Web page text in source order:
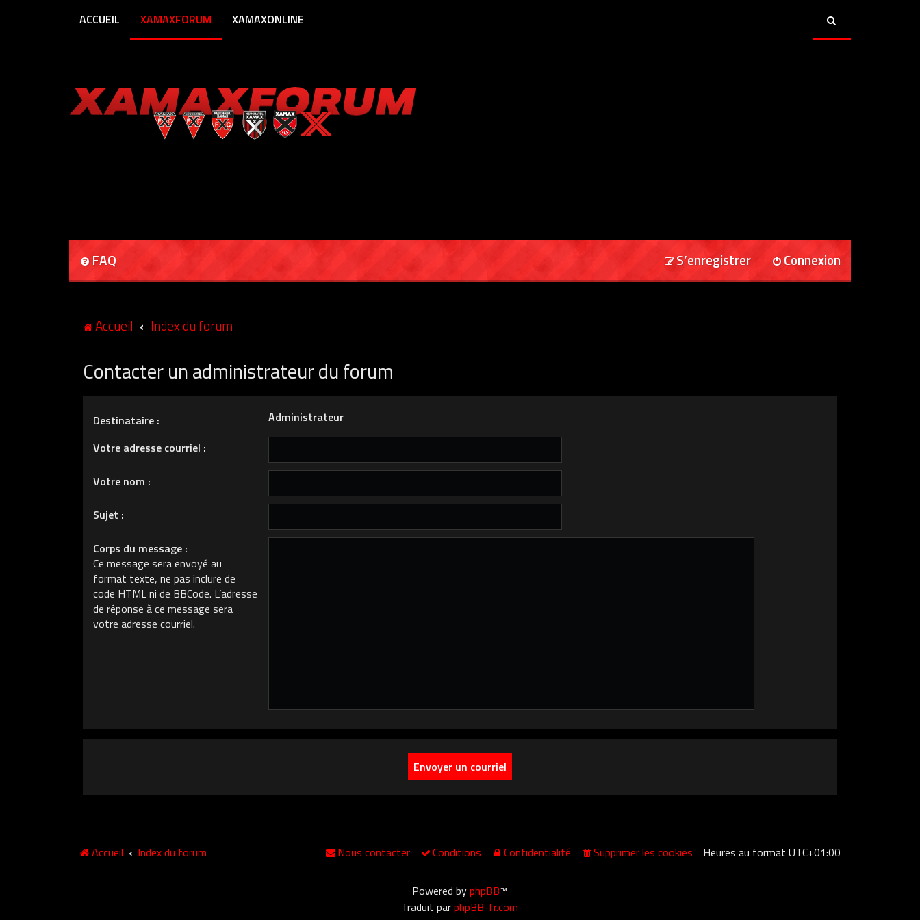
ACCUEIL XAMAXFORUM XAMAXONLINE
FAQ Connexion
S’enregistrer
Accueil Index du forum
Contacter un administrateur du forum
Destinataire :
Administrateur
Votre adresse courriel :
Votre nom :
Sujet :
Corps du message :
Ce message sera envoyé au
format texte, ne pas inclure de
code HTML ni de BBCode. L’adresse
de réponse à ce message sera
votre adresse courriel.
Accueil Index du forum Heures au formatUTC+01:00
Supprimer les cookies
Confidentialité
Conditions
Nous contacter
Powered byphpBB™
Traduit parphpBB-fr.com